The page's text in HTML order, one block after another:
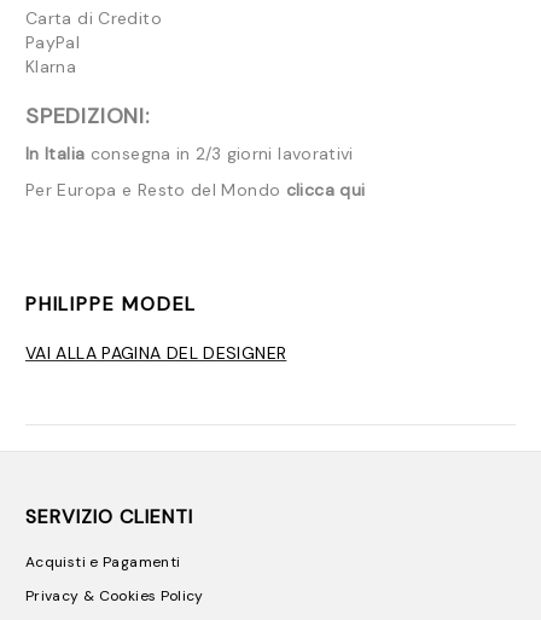
Carta di Credito
PayPal
Klarna
SPEDIZIONI:
In Italia consegna in 2/3 giorni lavorativi
Per Europa e Resto del Mondo clicca qui
PHILIPPE MODEL
VAI ALLA PAGINA DEL DESIGNER
SERVIZIO CLIENTI
Acquisti e Pagamenti
Privacy & Cookies Policy